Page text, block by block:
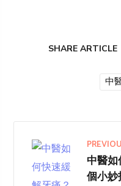
SHARE ARTICLE
中
中醫
個小妙